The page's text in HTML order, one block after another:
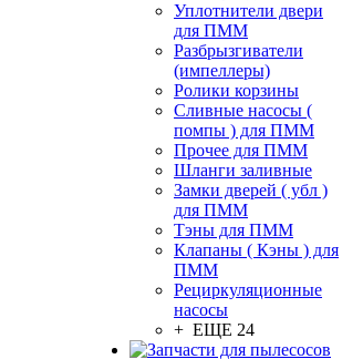
Уплотнители двери
для ПММ
Разбрызгиватели
(импеллеры)
Ролики корзины
Сливные насосы (
помпы ) для ПММ
Прочее для ПММ
Шланги заливные
Замки дверей ( убл )
для ПММ
Тэны для ПММ
Клапаны ( Кэны ) для
ПММ
Рециркуляционные
насосы
+ ЕЩЕ 24